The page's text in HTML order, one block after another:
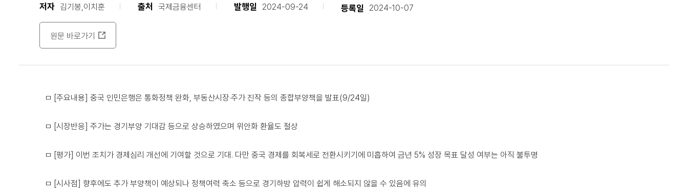
저자 김기봉,이치훈 출처 국제금융센터 발행일 2024-09-24 등록일 2024-10-07
원문 바로가기
ㅁ [주요내용] 중국 인민은행은 통화정책 완화, 부동산시장·주가 진작 등의 종합부양책을 발표(9/24일)
ㅁ [시장반응] 주가는 경기부양 기대감 등으로 상승하였으며 위안화 환율도 절상
ㅁ [평가] 이번 조치가 경제심리 개선에 기여할 것으로 기대. 다만 중국 경제를 회복세로 전환시키기에 미흡하여 금년 5% 성장 목표 달성 여부는 아직 불투명
ㅁ [시사점] 향후에도 추가 부양책이 예상되나 정책여력 축소 등으로 경기하방 압력이 쉽게 해소되지 않을 수 있음에 유의